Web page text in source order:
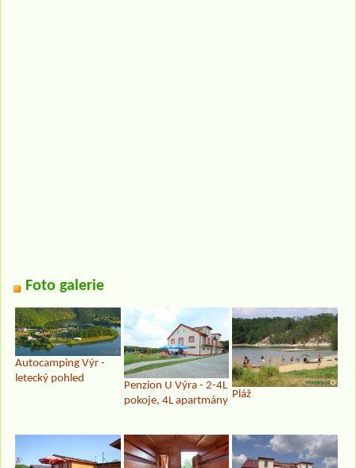
Foto galerie
Autocamping Výr -
letecký pohled
Penzion U Výra - 2-4L
pokoje, 4L apartmány
Pláž